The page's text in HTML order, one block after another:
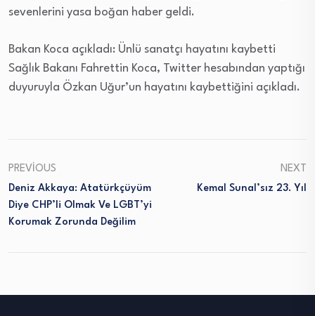
sevenlerini yasa boğan haber geldi.
Bakan Koca açıkladı: Ünlü sanatçı hayatını kaybetti
Sağlık Bakanı Fahrettin Koca, Twitter hesabından yaptığı
duyuruyla Özkan Uğur’un hayatını kaybettiğini açıkladı.
PREVIOUS
Deniz Akkaya: Atatürkçüyüm
Diye CHP’li Olmak Ve LGBT’yi
Korumak Zorunda Değilim
NEXT
Kemal Sunal’sız 23. Yıl